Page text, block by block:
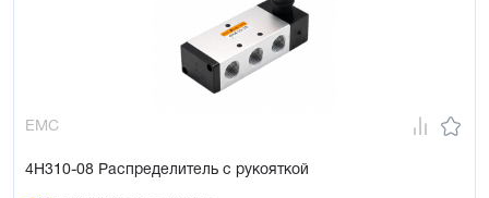
EMC
4H310-08 Распределитель с рукояткой